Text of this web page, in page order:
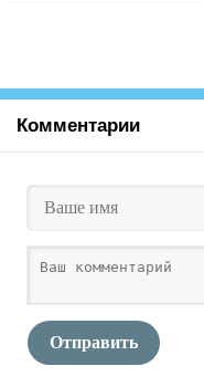
Комментарии
Отправить